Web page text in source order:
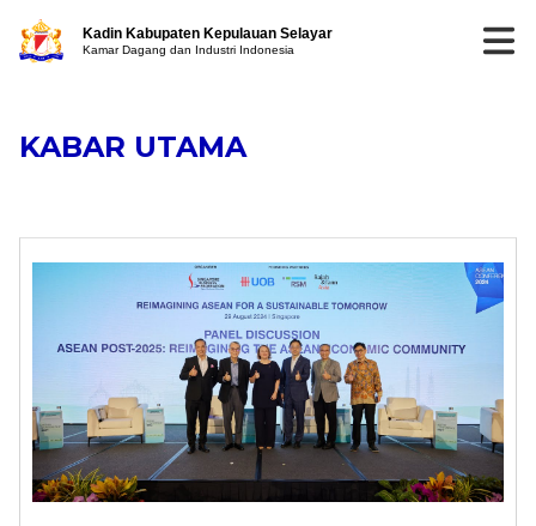
Kadin Kabupaten Kepulauan Selayar
Kamar Dagang dan Industri Indonesia
KABAR UTAMA